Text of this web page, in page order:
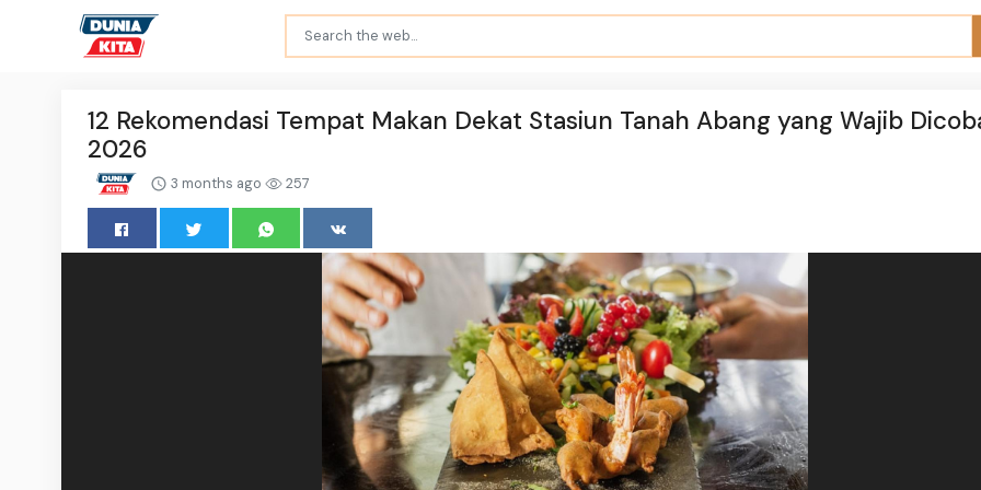
12 Rekomendasi Tempat Makan Dekat Stasiun Tanah Abang yang Wajib
2026
3 months ago 257